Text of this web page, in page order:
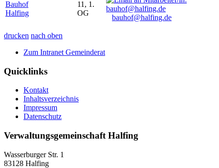
Bauhof
Halfing
11, 1.
OG
bauhof@halfing.de
drucken nach oben
Zum Intranet Gemeinderat
Quicklinks
Kontakt
Inhaltsverzeichnis
Impressum
Datenschutz
Verwaltungsgemeinschaft Halfing
Wasserburger Str. 1
83128 Halfing